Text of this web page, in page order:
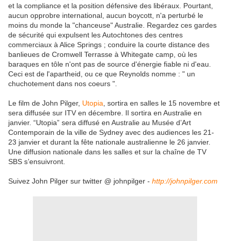
et la compliance et la position défensive des libéraux. Pourtant,
aucun opprobre international, aucun boycott, n'a perturbé le
moins du monde la "chanceuse" Australie. Regardez ces gardes
de sécurité qui expulsent les Autochtones des centres
commerciaux à Alice Springs ; conduire la courte distance des
banlieues de Cromwell Terrasse à Whitegate camp, où les
baraques en tôle n'ont pas de source d'énergie fiable ni d'eau.
Ceci est de l'apartheid, ou ce que Reynolds nomme : " un
chuchotement dans nos coeurs ".
Le film de John Pilger, Utopia , sortira en salles le 15 novembre et
sera diffusée sur ITV en décembre. Il sortira en Australie en
janvier. “Utopia” sera diffusé en Australie au Musée d’Art
Contemporain de la ville de Sydney avec des audiences les 21-
23 janvier et durant la fête nationale australienne le 26 janvier.
Une diffusion nationale dans les salles et sur la chaîne de TV
SBS s’ensuivront.
Suivez John Pilger sur twitter @ johnpilger - http://johnpilger.com